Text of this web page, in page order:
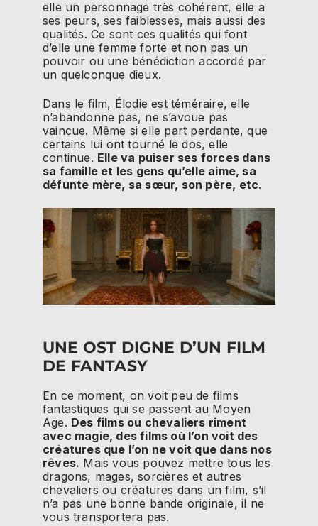
elle un personnage très cohérent, elle a
ses peurs, ses faiblesses, mais aussi des
qualités. Ce sont ces qualités qui font
d’elle une femme forte et non pas un
pouvoir ou une bénédiction accordé par
un quelconque dieux.
Dans le film, Élodie est téméraire, elle
n’abandonne pas, ne s’avoue pas
vaincue. Même si elle part perdante, que
certains lui ont tourné le dos, elle
continue. Elle va puiser ses forces dans
sa famille et les gens qu’elle aime, sa
défunte mère, sa sœur, son père, etc.
UNE OST DIGNE D’UN FILM
DE FANTASY
En ce moment, on voit peu de films
fantastiques qui se passent au Moyen
Age. Des films ou chevaliers riment
avec magie, des films où l’on voit des
créatures que l’on ne voit que dans nos
rêves. Mais vous pouvez mettre tous les
dragons, mages, sorcières et autres
chevaliers ou créatures dans un film, s’il
n’a pas une bonne bande originale, il ne
vous transportera pas.